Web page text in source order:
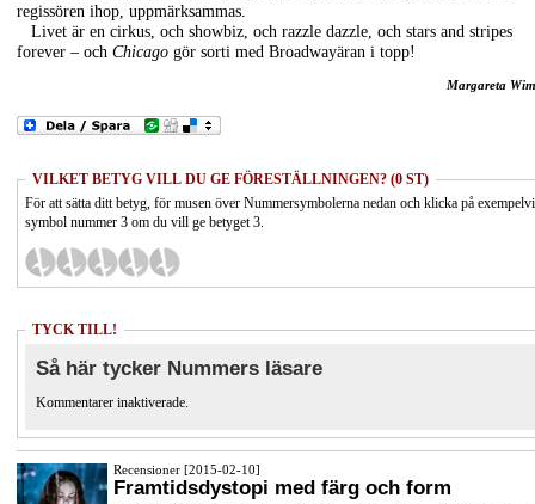
regissören ihop, uppmärksammas.
Livet är en cirkus, och showbiz, och razzle dazzle, och stars and stripes
forever – och Chicago gör sorti med Broadwayäran i topp!
Margareta
VILKET BETYG VILL DU GE FÖRESTÄLLNINGEN? (0 ST)
För att sätta ditt betyg, för musen över Nummersymbolerna nedan och klicka på
symbol nummer 3 om du vill ge betyget 3.
TYCK TILL!
Så här tycker Nummers läsare
Kommentarer inaktiverade.
Recensioner [2015-02-10]
Framtidsdystopi med färg och form